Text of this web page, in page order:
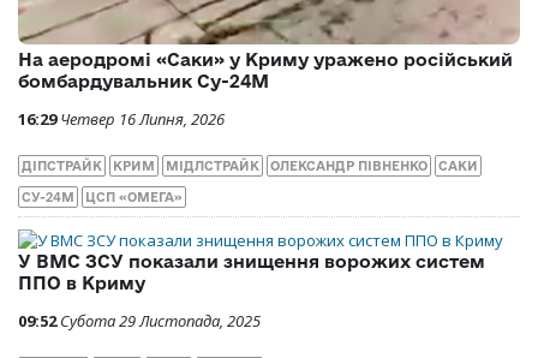
На аеродромі «Саки» у Криму уражено російський
бомбардувальник Су-24М
16:29 Четвер 16 Липня, 2026
ДІПСТРАЙК КРИМ МІДЛСТРАЙК ОЛЕКСАНДР ПІВНЕНКО САКИ
СУ-24М ЦСП «ОМЕГА»
У ВМС ЗСУ показали знищення ворожих систем
ППО в Криму
09:52 Субота 29 Листопада, 2025